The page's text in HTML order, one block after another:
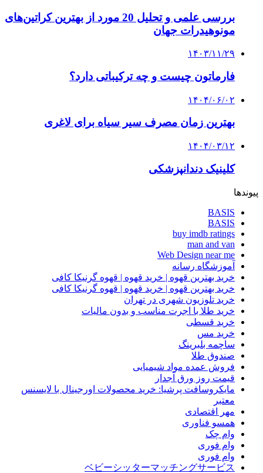
بررسی علمی و تحلیل 20 مورد از بهترین کراتین‌های
مونوهیدرات جهان
۱۴۰۳/۱۱/۲۹
فارماتون چیست و چه ترکیباتی دارد؟
۱۴۰۴/۰۶/۰۲
بهترین زمان مصرف سیر سیاه برای لاغری
۱۴۰۴/۰۳/۱۲
کلینیک دندانپزشکی
پیوندها
BASIS
BASIS
buy imdb ratings
man and van
Web Design near me
آموزشگاه رسانه
خرید بهترین قهوه | خرید قهوه | قهوه گرنیکا کافی
خرید بهترین قهوه | خرید قهوه | قهوه گرنیکا کافی
خرید تلوزیون شهری در تهران
خرید طلا با اجرت مناسب و بدون مالیات
خرید قسطی
خرید مس
ساچمه بلبرینگ
صندوق طلا
فروش عمده مواد شیمیایی
قیمت روز ورق آجدار
مایکروسافت پرشیا: خرید محصولات اورجینال با لایسنس
معتبر
مهر اقتصادی
همسو فناوری
وام چک
وام فوری
وام فوری
ベビーシッターマッチングサービス